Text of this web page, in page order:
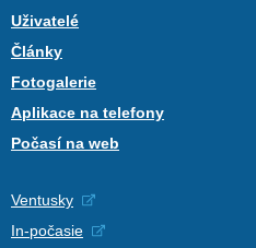
Uživatelé
Články
Fotogalerie
Aplikace na telefony
Počasí na web
Ventusky
In-počasie